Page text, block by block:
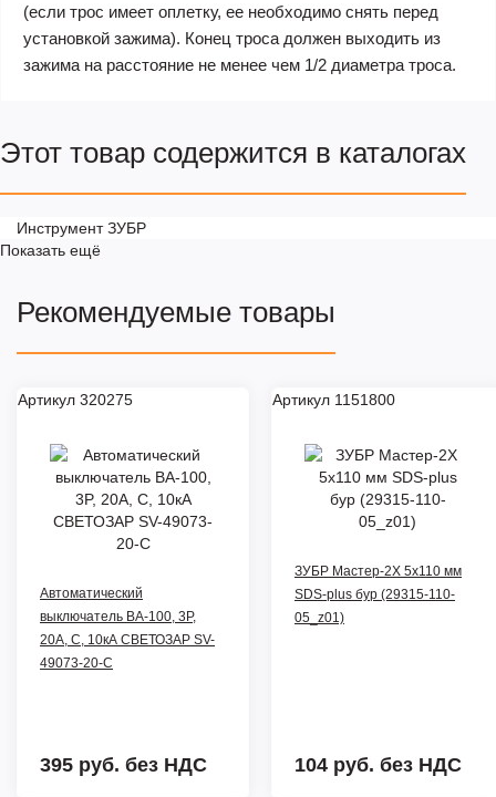
(если трос имеет оплетку, ее необходимо снять перед
установкой зажима). Конец троса должен выходить из
зажима на расстояние не менее чем 1/2 диаметра троса.
Этот товар содержится в каталогах
Инструмент ЗУБР
Показать ещё
Рекомендуемые товары
Артикул 320275
Автоматический
выключатель ВА-100, 3P,
20А, C, 10кА СВЕТОЗАР SV-
49073-20-C
395 руб. без НДС
Артикул 1151800
ЗУБР Мастер-2Х 5x110 мм
SDS-plus бур (29315-110-
05_z01)
104 руб. без НДС